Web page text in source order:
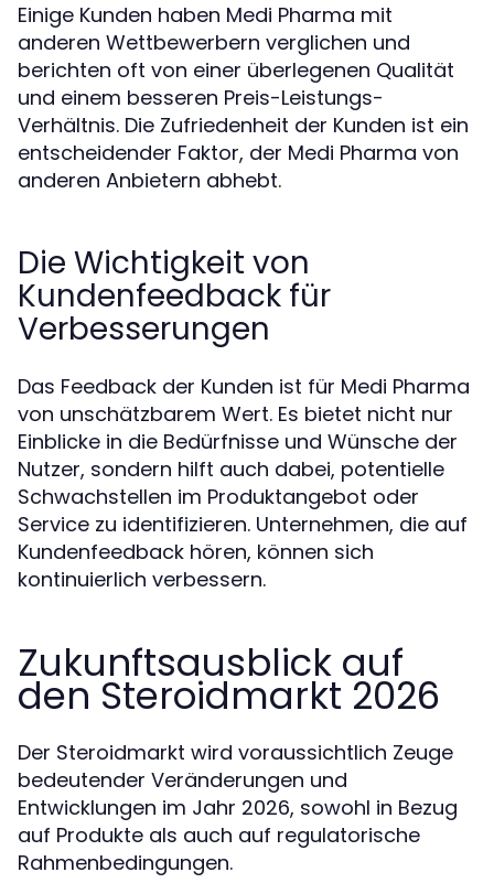
Einige Kunden haben Medi Pharma mit
anderen Wettbewerbern verglichen und
berichten oft von einer überlegenen Qualität
und einem besseren Preis-Leistungs-
Verhältnis. Die Zufriedenheit der Kunden ist ein
entscheidender Faktor, der Medi Pharma von
anderen Anbietern abhebt.
Die Wichtigkeit von
Kundenfeedback für
Verbesserungen
Das Feedback der Kunden ist für Medi Pharma
von unschätzbarem Wert. Es bietet nicht nur
Einblicke in die Bedürfnisse und Wünsche der
Nutzer, sondern hilft auch dabei, potentielle
Schwachstellen im Produktangebot oder
Service zu identifizieren. Unternehmen, die auf
Kundenfeedback hören, können sich
kontinuierlich verbessern.
Zukunftsausblick auf
den Steroidmarkt 2026
Der Steroidmarkt wird voraussichtlich Zeuge
bedeutender Veränderungen und
Entwicklungen im Jahr 2026, sowohl in Bezug
auf Produkte als auch auf regulatorische
Rahmenbedingungen.